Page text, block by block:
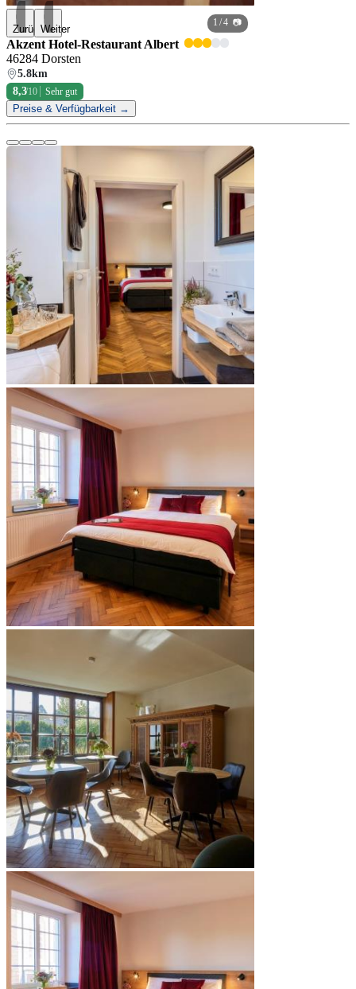
ZurückWeiter
1 / 4 📷
Akzent Hotel-Restaurant Albert
46284 Dorsten
5.8km
8,3/10 Sehr gut
Preise & Verfügbarkeit →